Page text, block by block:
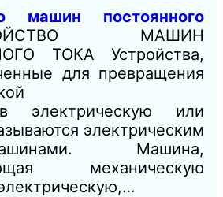
машин постоянного
МАШИН
ТОКА Устройства,
для превращения
электрическую или
электрическим
Машина,
механическую